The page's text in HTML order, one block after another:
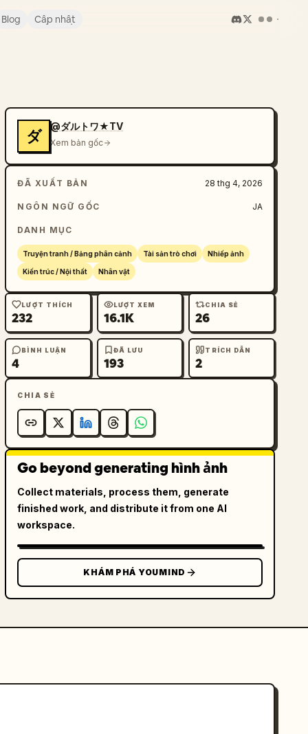
Blog Cập nhật
ダ
@ダルトワ★TV
Xem bản gốc
ĐÃ XUẤT BẢN 28 thg 4, 2026
NGÔN NGỮ GỐC JA
DANH MỤC
Truyện tranh / Bảng phân cảnh Tài sản trò chơi Nhiếp ảnh
Kiến trúc / Nội thất Nhân vật
LƯỢT THÍCH
232
LƯỢT XEM
16.1K
CHIA SẺ
26
BÌNH LUẬN
4
ĐÃ LƯU
193
TRÍCH DẪN
2
CHIA SẺ
Go beyond generating hình ảnh
Collect materials, process them, generate
finished work, and distribute it from one AI
workspace.
KHÁM PHÁ YOUMIND